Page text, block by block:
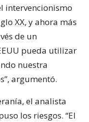
intervencionismo
XX, y ahora más
de un
pueda utilizar
nuestra
argumentó.
el analista
los riesgos. “El